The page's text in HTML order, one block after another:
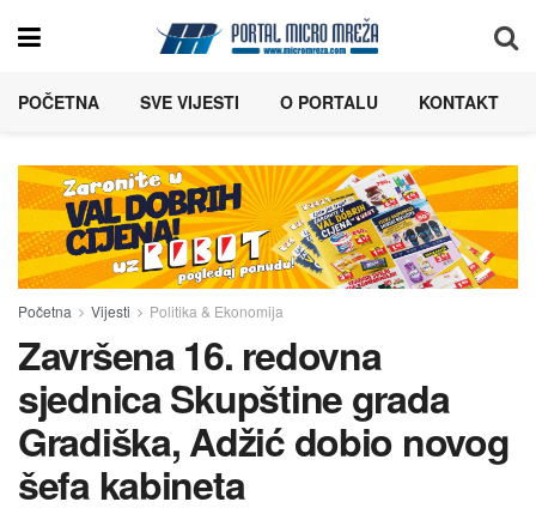
POČETNA SVE VIJESTI O PORTALU KONTAKT
Početna Vijesti Politika & Ekonomija
Završena 16. redovna
sjednica Skupštine grada
Gradiška, Adžić dobio novog
šefa kabineta